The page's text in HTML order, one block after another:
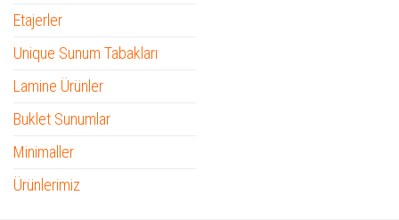
Etajerler
Unique Sunum Tabakları
Lamine Ürünler
Buklet Sunumlar
Minimaller
Ürünlerimiz